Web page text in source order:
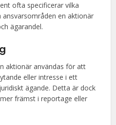
ofta specificerar vilka
en aktionär
ägarandel.
aktionär användas för att
eller intresse i ett
ägande. Detta är dock
främst i reportage eller